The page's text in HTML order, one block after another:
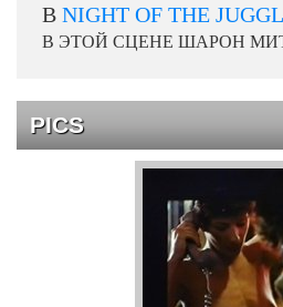
В NIGHT OF THE
В ЭТОЙ СЦЕНЕ ШАРОН
PICS